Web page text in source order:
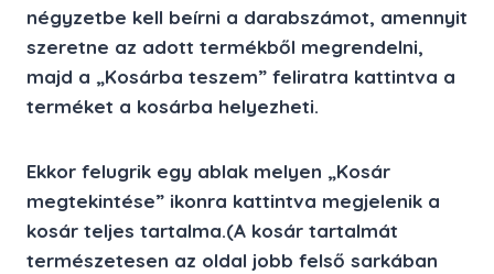
négyzetbe kell beírni a darabszámot, amennyit
szeretne az adott termékből megrendelni,
majd a „Kosárba teszem” feliratra kattintva a
terméket a kosárba helyezheti.
Ekkor felugrik egy ablak melyen „Kosár
megtekintése” ikonra kattintva megjelenik a
kosár teljes tartalma.(A kosár tartalmát
természetesen az oldal jobb felső sarkában